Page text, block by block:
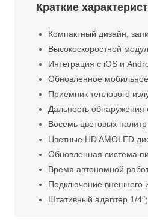
Краткие
Компактный дизайн,
Высокоскоростной
Интеграция с iOS и
Обновленное
Приемник теплового
Дальность
Восемь цветовых
Цветные HD AMOLED
Обновленная система
Время автономной
Подключение внешнего
Штативный адаптер 1/4″;